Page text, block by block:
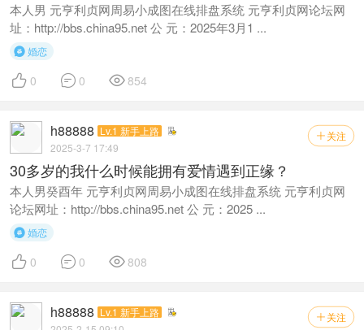
本人男 元亨利贞网周易小成图在线排盘系统 元亨利贞网论坛网
址：http://bbs.china95.net 公 元：2025年3月1 ...
婚恋
 0  0  854
 关注
h88888 Lv.1 新手上路
2025-3-7 17:49
30多岁的我什么时候能拥有爱情遇到正缘？
本人男癸酉年 元亨利贞网周易小成图在线排盘系统 元亨利贞网
论坛网址：http://bbs.china95.net 公 元：2025 ...
婚恋
 0  0  808
 关注
h88888 Lv.1 新手上路